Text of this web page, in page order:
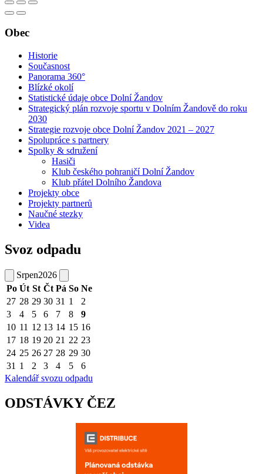
Obec
Historie
Současnost
Panorama 360°
Blízké okolí
Statistické údaje obce Dolní Žandov
Strategický plán rozvoje sportu v Dolním Žandově do roku
2030
Strategie rozvoje obce Dolní Žandov 2021 – 2027
Spolupráce s partnery
Spolky & sdružení
Hasiči
Klub českého pohraničí Dolní Žandov
Klub přátel Dolního Žandova
Projekty obce
Projekty partnerů
Naučné stezky
Videa
Svoz odpadu
Srpen2026
Po Út St Čt Pá So Ne
27 28 29 30 31 1
2
3
4 5 6 7 8
9
10 11 12 13 14 15 16
17 18 19 20 21 22 23
24 25 26 27 28 29 30
31 1 2 3 4 5
6
Kalendář svozu odpadu
ODSTÁVKY ČEZ